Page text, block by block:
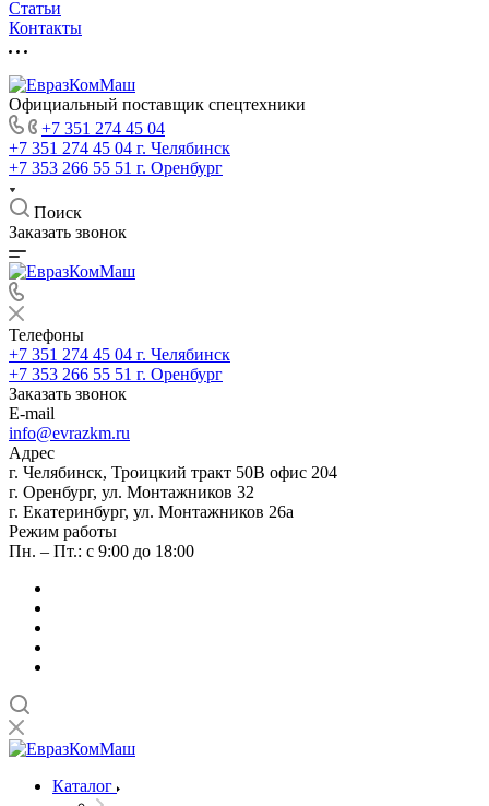
Статьи
Контакты
Официальный поставщик спецтехники
+7 351 274 45 04
+7 351 274 45 04 г. Челябинск
+7 353 266 55 51 г. Оренбург
Поиск
Заказать звонок
Телефоны
+7 351 274 45 04 г. Челябинск
+7 353 266 55 51 г. Оренбург
Заказать звонок
E-mail
info@evrazkm.ru
Адрес
г. Челябинск, Троицкий тракт 50В офис 204
г. Оренбург, ул. Монтажников 32
г. Екатеринбург, ул. Монтажников 26а
Режим работы
Пн. – Пт.: с 9:00 до 18:00
Каталог